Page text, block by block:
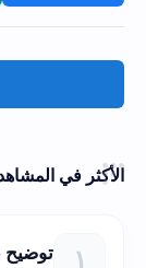
الأكثر في